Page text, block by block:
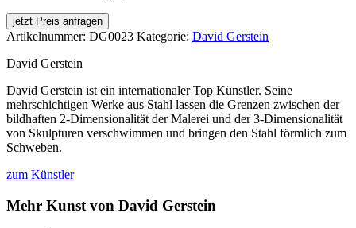
jetzt Preis anfragen
Artikelnummer: DG0023 Kategorie: David Gerstein
David Gerstein
David Gerstein ist ein internationaler Top Künstler. Seine
mehrschichtigen Werke aus Stahl lassen die Grenzen zwischen der
bildhaften 2-Dimensionalität der Malerei und der 3-Dimensionalität
von Skulpturen verschwimmen und bringen den Stahl förmlich zum
Schweben.
zum Künstler
Mehr Kunst von David Gerstein